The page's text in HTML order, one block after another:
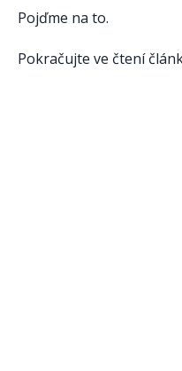
Pojďme na to.
Pokračujte ve čtení